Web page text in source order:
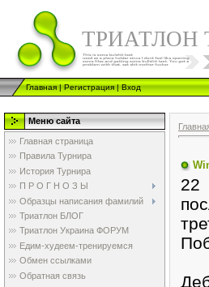
ТРИАТЛОН
Главная|Регистрация|Вход
Меню сайта
Главная страница
Правила Турнира
История Турнира
П Р О Г Н О З Ы
Образцы написания фамилий
Триатлон БЛОГ
Триатлон Украина ФОРУМ
Едим-худеем-тренируемся
Обмен ссылками
Обратная связь
22